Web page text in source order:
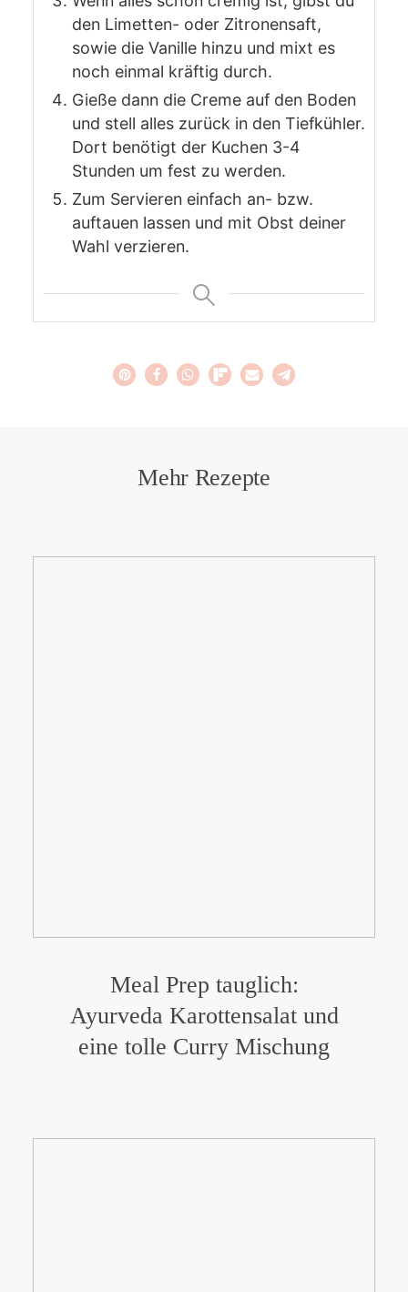
den Limetten- oder Zitronensaft,
sowie die Vanille hinzu und mixt es
noch einmal kräftig durch.
Gieße dann die Creme auf den Boden
und stell alles zurück in den Tiefkühler.
Dort benötigt der Kuchen 3-4
Stunden um fest zu werden.
Zum Servieren einfach an- bzw.
auftauen lassen und mit Obst deiner
Wahl verzieren.
Mehr Rezepte
Meal Prep tauglich:
Ayurveda Karottensalat und
eine tolle Curry Mischung